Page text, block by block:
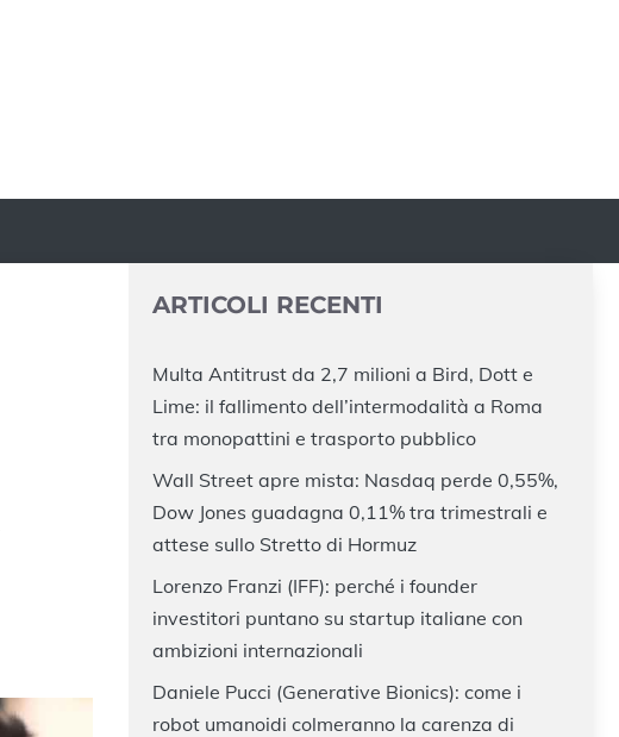
ARTICOLI RECENTI
Multa Antitrust da 2,7 milioni a Bird, Dott e
Lime: il fallimento dell’intermodalità a Roma
tra monopattini e trasporto pubblico
Wall Street apre mista: Nasdaq perde 0,55%,
Dow Jones guadagna 0,11% tra trimestrali e
attese sullo Stretto di Hormuz
Lorenzo Franzi (IFF): perché i founder
investitori puntano su startup italiane con
ambizioni internazionali
Daniele Pucci (Generative Bionics): come i
robot umanoidi colmeranno la carenza di